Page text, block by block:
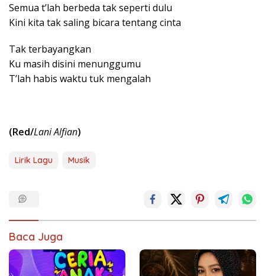
Semua t’lah berbeda tak seperti dulu
Kini kita tak saling bicara tentang cinta
Tak terbayangkan
Ku masih disini menunggumu
T’lah habis waktu tuk mengalah
(Red/Lani Alfian)
Lirik Lagu Musik
Baca Juga